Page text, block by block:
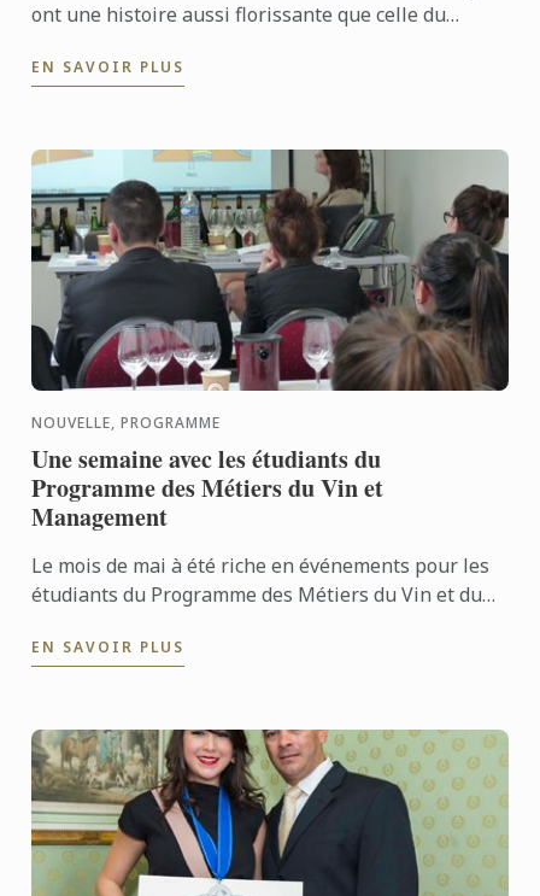
ont une histoire aussi florissante que celle du
aujourd’hui ...
EN SAVOIR PLUS
NOUVELLE, PROGRAMME
Une semaine avec les étudiants du
Programme des Métiers du Vin et
Management
Le mois de mai à été riche en événements pour les
étudiants du Programme des Métiers du Vin et du
class sur les ...
EN SAVOIR PLUS